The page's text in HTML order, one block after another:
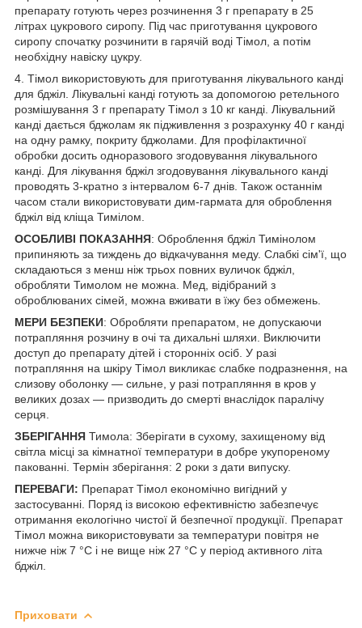
препарату готують через розчинення 3 г препарату в 25
літрах цукрового сиропу. Під час приготування цукрового
сиропу спочатку розчинити в гарячій воді Тімол, а потім
необхідну навіску цукру.
4. Тімол використовують для приготування лікувального канді
для бджіл. Лікувальні канді готують за допомогою ретельного
розмішування 3 г препарату Тімол з 10 кг канді. Лікувальний
канді дається бджолам як підживлення з розрахунку 40 г канді
на одну рамку, покриту бджолами. Для профілактичної
обробки досить одноразового згодовування лікувального
канді. Для лікування бджіл згодовування лікувального канді
проводять 3-кратно з інтервалом 6-7 днів. Також останнім
часом стали використовувати дим-гармата для оброблення
бджіл від кліща Тимілом.
ОСОБЛИВІ ПОКАЗАННЯ: Оброблення бджіл Тимінолом
припиняють за тиждень до відкачування меду. Слабкі сім'ї, що
складаються з менш ніж трьох повних вуличок бджіл,
обробляти Тимолом не можна. Мед, відібраний з
оброблюваних сімей, можна вживати в їжу без обмежень.
МЕРИ БЕЗПЕКИ: Обробляти препаратом, не допускаючи
потрапляння розчину в очі та дихальні шляхи. Виключити
доступ до препарату дітей і сторонніх осіб. У разі
потрапляння на шкіру Тімол викликає слабке подразнення, на
слизову оболонку — сильне, у разі потрапляння в кров у
великих дозах — призводить до смерті внаслідок паралічу
серця.
ЗБЕРІГАННЯ Тимола: Зберігати в сухому, захищеному від
світла місці за кімнатної температури в добре укупореному
пакованні. Термін зберігання: 2 роки з дати випуску.
ПЕРЕВАГИ: Препарат Тімол економічно вигідний у
застосуванні. Поряд із високою ефективністю забезпечує
отримання екологічно чистої й безпечної продукції. Препарат
Тімол можна використовувати за температури повітря не
нижче ніж 7 °C і не вище ніж 27 °C у період активного літа
бджіл.
Приховати